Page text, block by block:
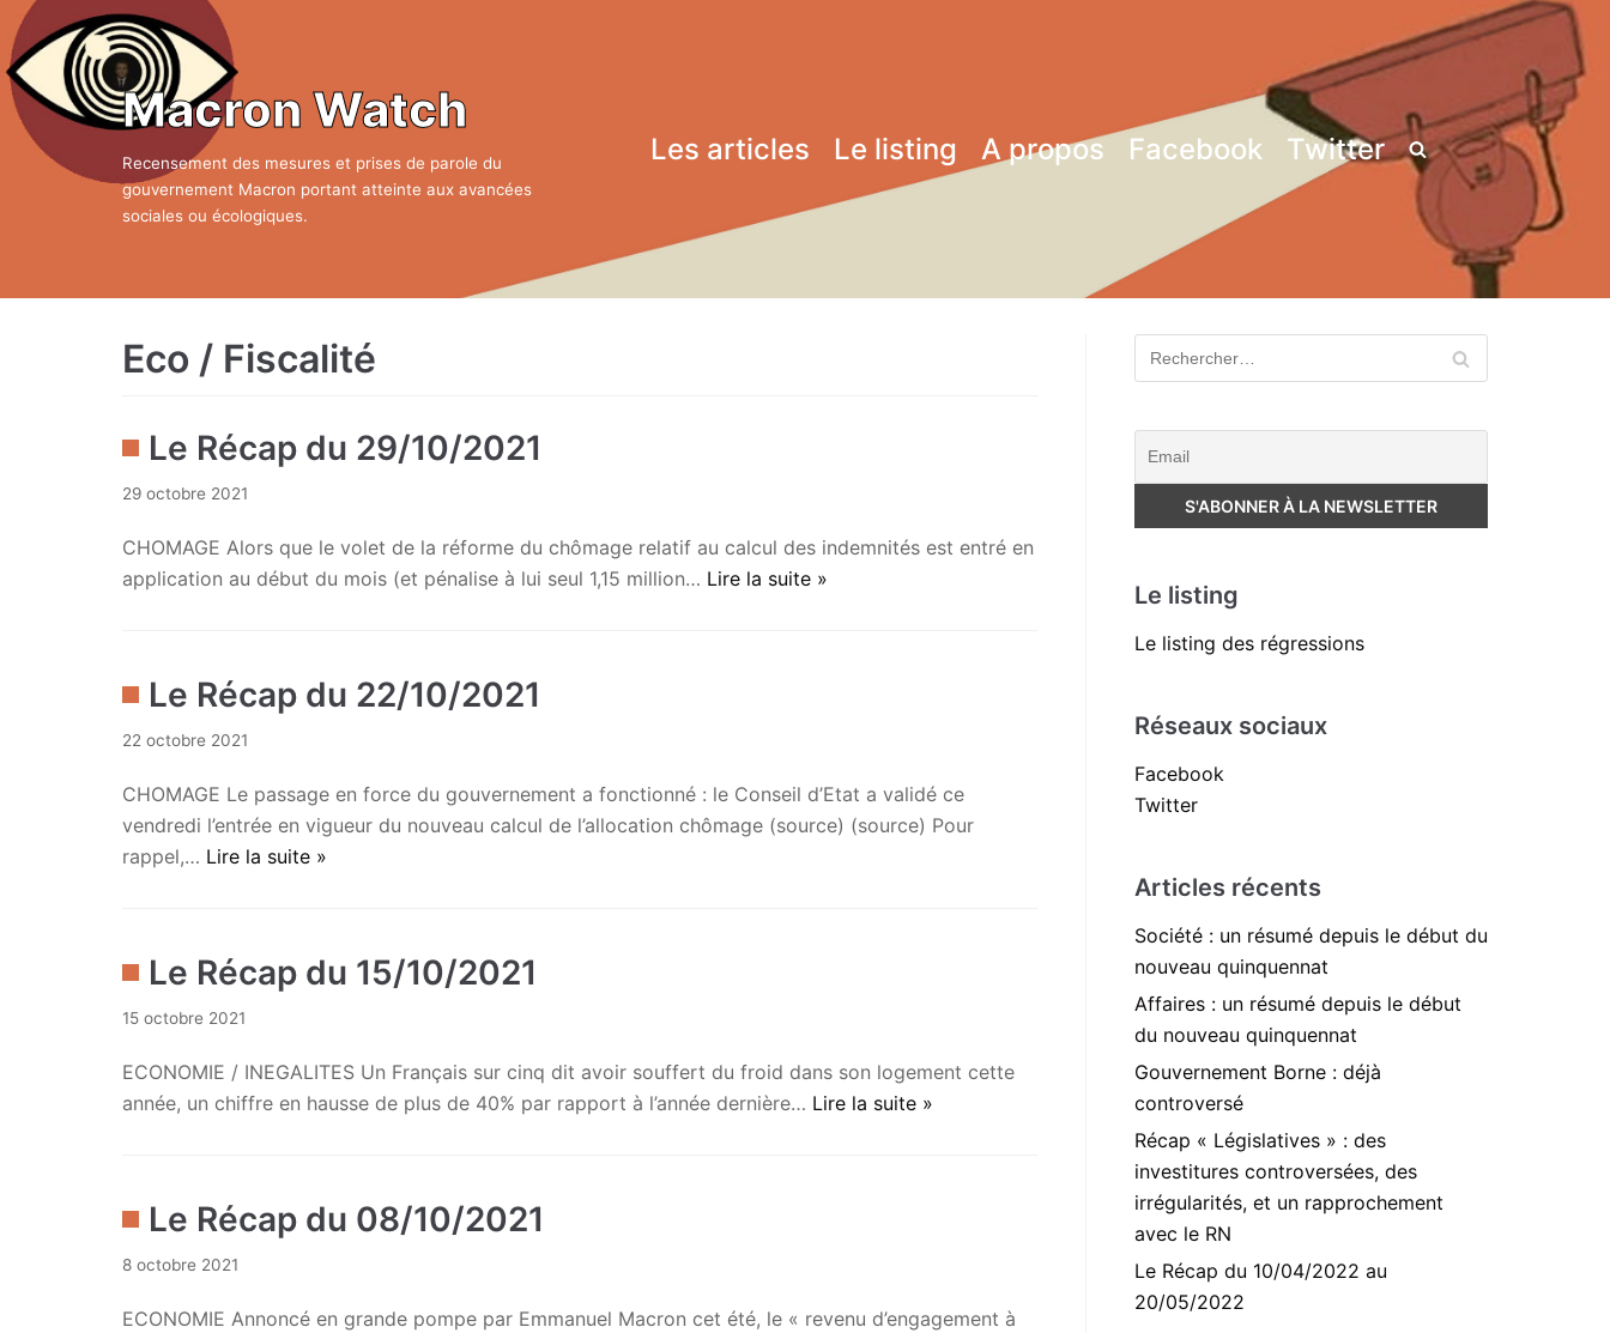
Aller
au
contenu
Macron Watch
Recensement des mesures et prises de parole du
gouvernement Macron portant atteinte aux avancées
sociales ou écologiques.
Les articles Le listing A propos Facebook Twitter
Eco / Fiscalité
Le Récap du 29/10/2021
29 octobre 2021
CHOMAGE Alors que le volet de la réforme du chômage relatif au calcul des indemnités est entré en
application au début du mois (et pénalise à lui seul 1,15 million… Lire la suite »
Le Récap du 22/10/2021
22 octobre 2021
CHOMAGE Le passage en force du gouvernement a fonctionné : le Conseil d’Etat a validé ce
vendredi l’entrée en vigueur du nouveau calcul de l’allocation chômage (source) (source) Pour
rappel,… Lire la suite »
Le Récap du 15/10/2021
15 octobre 2021
ECONOMIE / INEGALITES Un Français sur cinq dit avoir souffert du froid dans son logement cette
année, un chiffre en hausse de plus de 40% par rapport à l’année dernière… Lire la suite »
Le Récap du 08/10/2021
8 octobre 2021
ECONOMIE Annoncé en grande pompe par Emmanuel Macron cet été, le « revenu d’engagement à
Le listing
Le listing des régressions
Réseaux sociaux
Facebook
Twitter
Articles récents
Société : un résumé depuis le début du
nouveau quinquennat
Affaires : un résumé depuis le début
du nouveau quinquennat
Gouvernement Borne : déjà
controversé
Récap « Législatives » : des
investitures controversées, des
irrégularités, et un rapprochement
avec le RN
Le Récap du 10/04/2022 au
20/05/2022